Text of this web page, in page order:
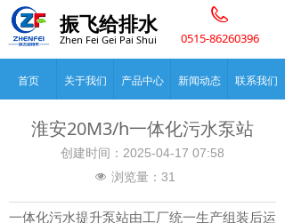
首页 关于我们 产品中心 新闻动态 联系我们
0515-86260396
振飞给排水
Zhen Fei Gei Pai Shui
淮安20M3/h一体化污水泵站
넶 浏览量： 31
创建时间： 2025-04-17 07:58
一体化污水提升泵站由工厂统一生产组装后运